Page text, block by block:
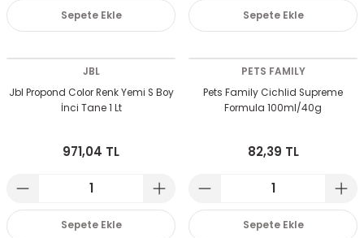
Sepete Ekle Sepete Ekle
JBL
Jbl Propond Color Renk Yemi S Boy
İnci Tane 1 Lt
971,04 TL
Sepete Ekle
PETS FAMILY
Pets Family Cichlid Supreme
Formula 100ml/40g
82,39 TL
Sepete Ekle